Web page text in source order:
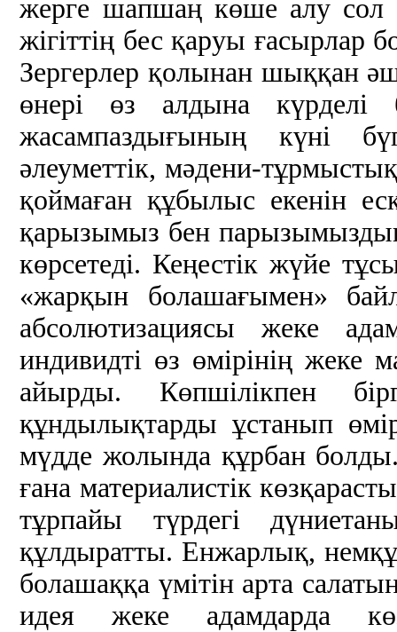
жерге шапшаң көше алу сол
жігіттің бес қаруы ғасырлар
Зергерлер қолынан шыққан
өнері өз алдына
жасампаздығының күні
әлеуметтік, мәдени-
қоймаған құбылыс екенін
қарызымыз бен парызымыздың
көрсетеді. Кеңестік жүйе
«жарқын болашағымен»
абсолютизациясы жеке
индивидті өз өмірінің жеке
айырды. Көпшілікпен
құндылықтарды ұстанып
мүдде жолында құрбан
ғана материалистік
тұрпайы түрдегі
құлдыратты. Енжарлық,
болашаққа үмітін арта
идея жеке адамдарда